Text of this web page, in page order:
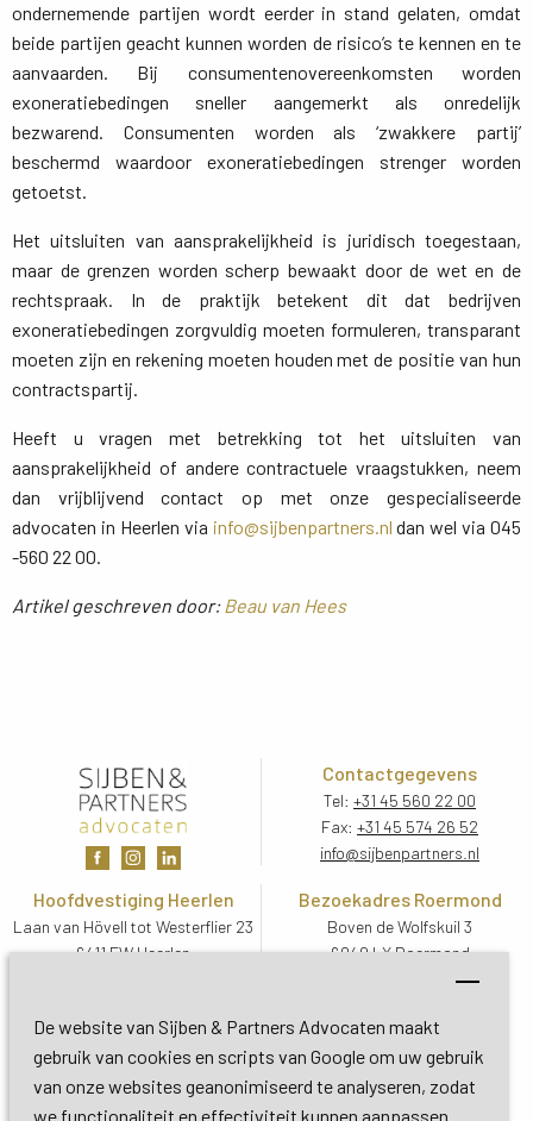
De website van Sijben & Partners Advocaten maakt
gebruik van cookies en scripts van Google om uw gebruik
van onze websites geanonimiseerd te analyseren, zodat
we functionaliteit en effectiviteit kunnen aanpassen.
ondernemende partijen wordt eerder in stand gelaten, omdat
beide partijen geacht kunnen worden de risico’s te kennen en te
aanvaarden. Bij consumentenovereenkomsten worden
exoneratiebedingen sneller aangemerkt als onredelijk
bezwarend. Consumenten worden als ‘zwakkere partij’
beschermd waardoor exoneratiebedingen strenger worden
getoetst.
Het uitsluiten van aansprakelijkheid is juridisch toegestaan,
maar de grenzen worden scherp bewaakt door de wet en de
rechtspraak. In de praktijk betekent dit dat bedrijven
exoneratiebedingen zorgvuldig moeten formuleren, transparant
moeten zijn en rekening moeten houden met de positie van hun
contractspartij.
Heeft u vragen met betrekking tot het uitsluiten van
aansprakelijkheid of andere contractuele vraagstukken, neem
dan vrijblijvend contact op met onze gespecialiseerde
advocaten in Heerlen via info@sijbenpartners.nldan wel via 045
-560 22 00.
Artikel geschreven door:Beau van Hees
Contactgegevens
Tel: +31 45 560 22 00
Fax: +31 45 574 26 52
info@sijbenpartners.nl
Hoofdvestiging Heerlen
Laan van Hövell tot Westerflier 23
6411 EW Heerlen
Bezoekadres Roermond
Boven de Wolfskuil 3
6049 LX Roermond
Routebeschrijving
Bezoekadres De Bilt
Soestdijkseweg Zuid 13
3732 HC De Bilt (Utrecht)